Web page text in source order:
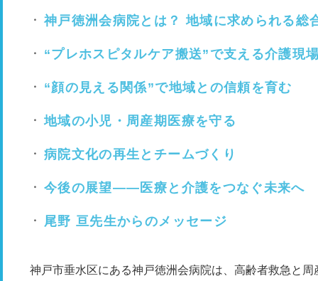
神戸徳洲会病院とは？ 地域に求められる総
“プレホスピタルケア搬送”で支える介護現
“顔の見える関係”で地域との信頼を育む
地域の小児・周産期医療を守る
病院文化の再生とチームづくり
今後の展望――医療と介護をつなぐ未来へ
尾野 亘先生からのメッセージ
神戸市垂水区にある神戸徳洲会病院は、高齢者救急と